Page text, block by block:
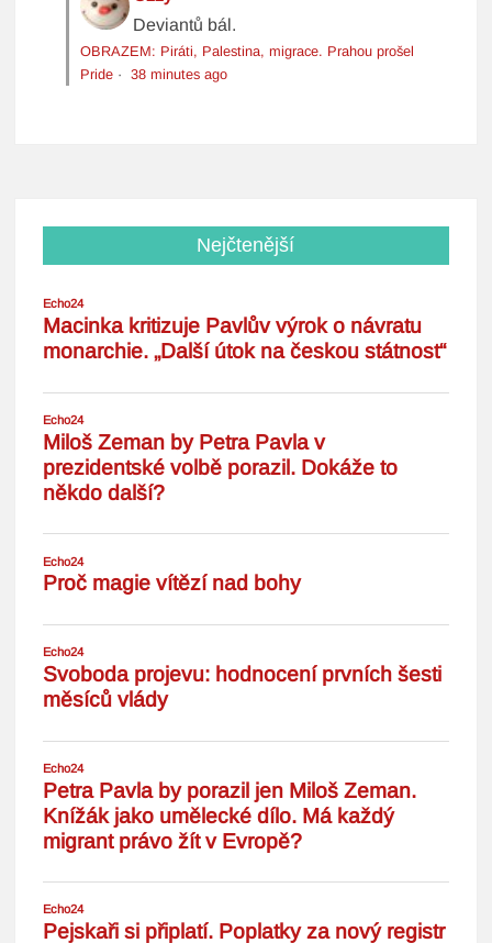
Deviantů bál.
OBRAZEM: Piráti, Palestina, migrace. Prahou prošel
Pride ·38 minutes ago
Nejčtenější